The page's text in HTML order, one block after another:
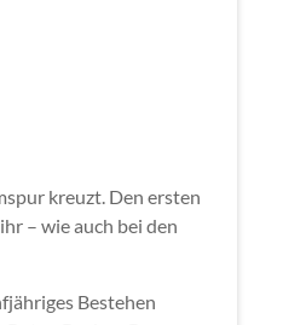
kreuzt. Den ersten
– wie auch bei den
Bestehen